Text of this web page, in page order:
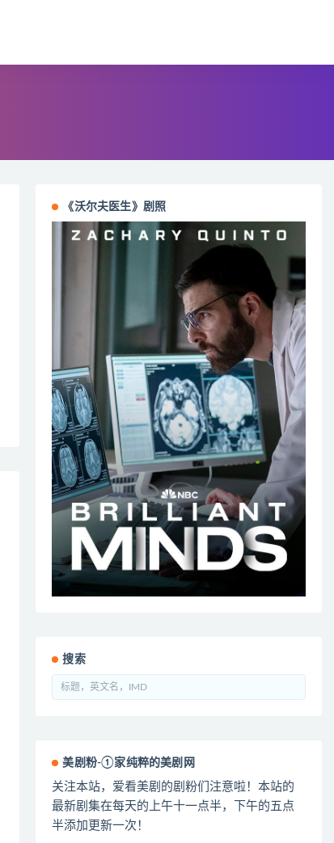
《沃尔夫医生》剧照
搜索
美剧粉-①家纯粹的美剧网
关注本站，爱看美剧的剧粉们注意啦！本站的
最新剧集在每天的上午十一点半，下午的五点
半添加更新一次！